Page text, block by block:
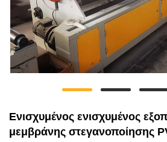
Ενισχυμένος ενισχυμένος
μεμβράνης στεγανοποίησης